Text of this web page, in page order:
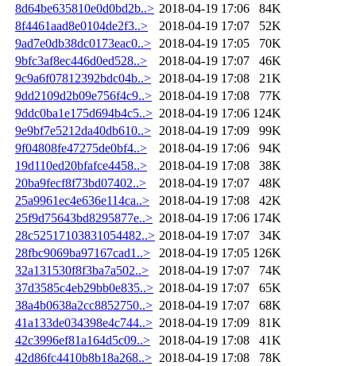
8d64be635810e0d0bd2b..> 2018-04-19 17:06
84K
8f4461aad8e0104de2f3..>
2018-04-19 17:07
52K
9ad7e0db38dc0173eac0..>
2018-04-19 17:05
70K
9bfc3af8ec446d0ed528..>
2018-04-19 17:07
46K
9c9a6f07812392bdc04b..>
2018-04-19 17:08
21K
9dd2109d2b09e756f4c9..> 2018-04-19 17:08
77K
9ddc0ba1e175d694b4c5..> 2018-04-19 17:06 124K
9e9bf7e5212da40db610..>
2018-04-19 17:09
99K
9f04808fe47275de0bf4..>
2018-04-19 17:06
94K
19d110ed20bfafce4458..>
2018-04-19 17:08
38K
20ba9fecf8f73bd07402..>
2018-04-19 17:07
48K
25a9961ec4e636e114ca..>
2018-04-19 17:08
42K
25f9d75643bd8295877e..> 2018-04-19 17:06 174K
28c52517103831054482..> 2018-04-19 17:07
34K
28fbc9069ba97167cad1..>
2018-04-19 17:05 126K
32a131530f8f3ba7a502..>
2018-04-19 17:07
74K
37d3585c4eb29bb0e835..> 2018-04-19 17:07
65K
38a4b0638a2cc8852750..> 2018-04-19 17:07
68K
41a133de034398e4c744..> 2018-04-19 17:09
81K
42c3996ef81a164d5c09..>
2018-04-19 17:08
41K
42d86fc4410b8b18a268..> 2018-04-19 17:08
78K